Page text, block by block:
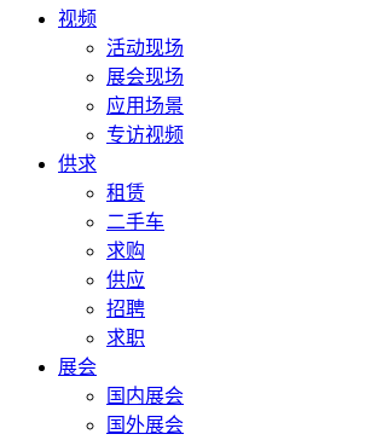
视频
活动现场
展会现场
应用场景
专访视频
供求
租赁
二手车
求购
供应
招聘
求职
展会
国内展会
国外展会